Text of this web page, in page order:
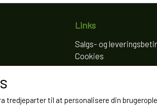
Links
Salgs- og
Cookies
Fortrydelse og
tredjeparter til at personalisere din